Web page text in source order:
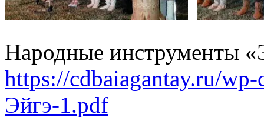
Народные инструменты
https://cdbaiagantay.ru/
Эйгэ-1.pdf